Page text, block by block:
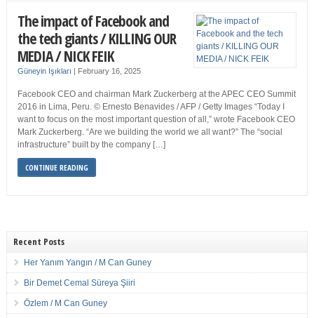
The impact of Facebook and
the tech giants / KILLING OUR
MEDIA / NICK FEIK
Güneyin Işıkları | February 16, 2025
Facebook CEO and chairman Mark Zuckerberg at the APEC CEO Summit
2016 in Lima, Peru. © Ernesto Benavides / AFP / Getty Images “Today I
want to focus on the most important question of all,” wrote Facebook CEO
Mark Zuckerberg. “Are we building the world we all want?” The “social
infrastructure” built by the company […]
CONTINUE READING
Recent Posts
Her Yanım Yangın / M Can Guney
Bir Demet Cemal Süreya Şiiri
Özlem / M Can Guney